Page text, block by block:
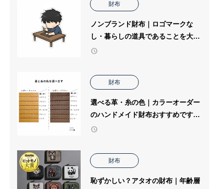
財布
ノンブランド財布｜ロゴマークな
し・暮らしの道具であることを大切
にした僕のハンドメイド財布
財布
選べる革・糸の色｜カラーオーダー
のハンドメイド財布おすすめです！
財布の個人工房ブログ
財布
恥ずかしい？アタオの財布｜年齢層